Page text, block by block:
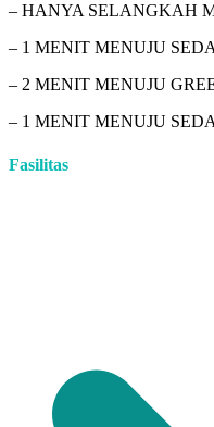
– HANYA SELANGKAH
– 1 MENIT MENUJU
– 2 MENIT MENUJU
– 1 MENIT MENUJU
Fasilitas